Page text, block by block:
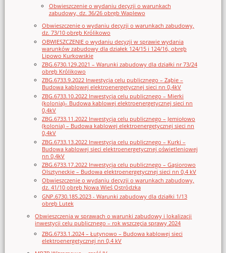
Obwieszczenie o wydaniu decyzji o warunkach
zabudowy, dz. 36/26 obręb Waplewo
Obwieszczenie o wydaniu decyzji o warunkach zabudowy,
dz. 73/10 obręb Królikowo
OBWIESZCZENIE o wydaniu decyzji w sprawie wydania
warunków zabudowy dla działek 124/15 i 124/16, obręb
Lipowo Kurkowskie
ZBG.6730.129.2021 – Warunki zabudowy dla działki nr 73/24
obręb Królikowo
ZBG.6733.9.2022 Inwestycja celu publicznego – Ząbie –
Budowa kablowej elektroenergetycznej sieci nn 0,4kV
ZBG.6733.10.2022 Inwestycja celu publicznego – Mierki
(kolonia)– Budowa kablowej elektroenergetycznej sieci nn
0,4kV
ZBG.6733.11.2022 Inwestycja celu publicznego – Jemiołowo
(kolonia) – Budowa kablowej elektroenergetycznej sieci nn
0,4kV
ZBG.6733.13.2022 Inwestycja celu publicznego – Kurki –
Budowa kablowej sieci elektroenergetycznej oświetleniowej
nn 0,4kV
ZBG.6733.17.2022 Inwestycja celu publicznego – Gąsiorowo
Olsztyneckie – Budowa elektroenergetycznej sieci nn 0,4 kV
Obwieszczenie o wydaniu decyzji o warunkach zabudowy,
dz. 41/10 obręb Nowa Wieś Ostródzka
GNP.6730.185.2023 - Warunki zabudowy dla działki 1/13
obręb Lutek
Obwieszczenia w sprawach o warunki zabudowy i lokalizacji
inwestycji celu publicznego – rok wszczęcia sprawy 2024
ZBG.6733.1.2024 – Łutynowo – Budowa kablowej sieci
elektroenergetycznej nn 0,4 kV